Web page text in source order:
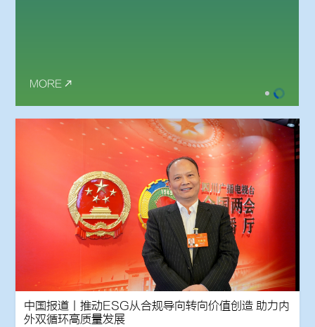
MORE
中国报道丨推动ESG从合规导向转向价值创造 助力内
外双循环高质量发展